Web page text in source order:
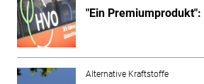
"Ein Premiumprodukt":
Alternative Kraftstoffe